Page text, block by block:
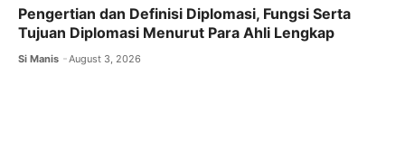
Pengertian dan Definisi Diplomasi, Fungsi Serta
Tujuan Diplomasi Menurut Para Ahli Lengkap
Si Manis August 3, 2026